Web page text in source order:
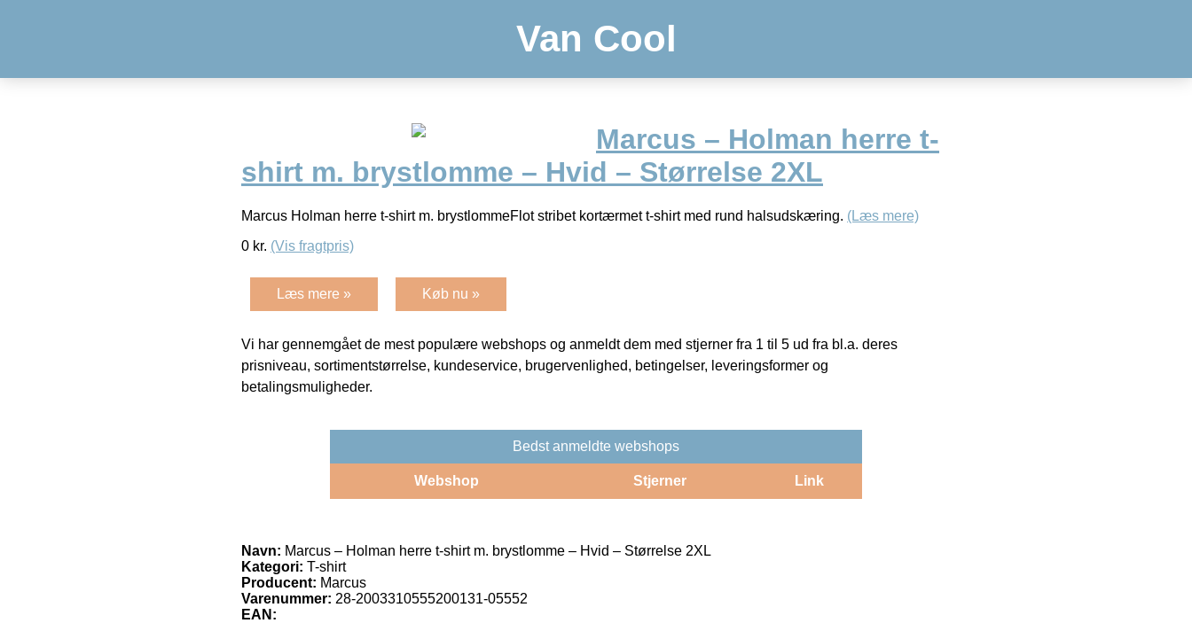
Van Cool
Marcus – Holman herre t-
shirt m. brystlomme – Hvid – Størrelse 2XL
Marcus Holman herre t-shirt m. brystlommeFlot stribet kortærmet t-shirt med rund halsudskæring. (Læs mere)
0 kr. (Vis fragtpris)
Læs mere » Køb nu »
Vi har gennemgået de mest populære webshops og anmeldt dem med stjerner fra 1 til 5 ud fra bl.a. deres
prisniveau, sortimentstørrelse, kundeservice, brugervenlighed, betingelser, leveringsformer og
betalingsmuligheder.
Bedst anmeldte webshops
Webshop Stjerner Link
Navn: Marcus – Holman herre t-shirt m. brystlomme – Hvid – Størrelse 2XL
Kategori: T-shirt
Producent: Marcus
Varenummer: 28-2003310555200131-05552
EAN: